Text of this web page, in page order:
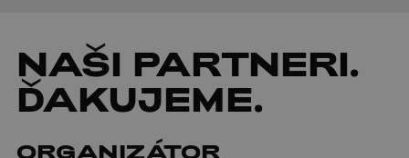
NAŠI PARTNERI.
ĎAKUJEME.
ORGANIZÁTOR